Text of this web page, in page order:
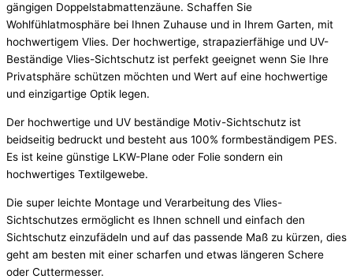
gängigen Doppelstabmattenzäune. Schaffen Sie
Wohlfühlatmosphäre bei Ihnen Zuhause und in Ihrem Garten, mit
hochwertigem Vlies. Der hochwertige, strapazierfähige und UV-
Beständige Vlies-Sichtschutz ist perfekt geeignet wenn Sie Ihre
Privatsphäre schützen möchten und Wert auf eine hochwertige
und einzigartige Optik legen.
Der hochwertige und UV beständige Motiv-Sichtschutz ist
beidseitig bedruckt und besteht aus 100% formbeständigem PES.
Es ist keine günstige LKW-Plane oder Folie sondern ein
hochwertiges Textilgewebe.
Die super leichte Montage und Verarbeitung des Vlies-
Sichtschutzes ermöglicht es Ihnen schnell und einfach den
Sichtschutz einzufädeln und auf das passende Maß zu kürzen, dies
geht am besten mit einer scharfen und etwas längeren Schere
oder Cuttermesser.